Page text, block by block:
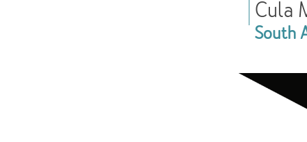
Cula
South